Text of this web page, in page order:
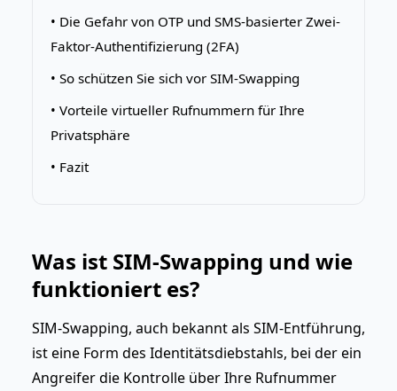
• Die Gefahr von OTP und SMS-basierter Zwei-
Faktor-Authentifizierung (2FA)
• So schützen Sie sich vor SIM-Swapping
• Vorteile virtueller Rufnummern für Ihre
Privatsphäre
• Fazit
Was ist SIM-Swapping und wie
funktioniert es?
SIM-Swapping, auch bekannt als SIM-Entführung,
ist eine Form des Identitätsdiebstahls, bei der ein
Angreifer die Kontrolle über Ihre Rufnummer